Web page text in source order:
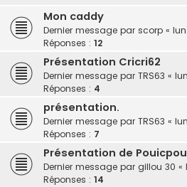
Mon caddy
Dernier message par scorp «
Réponses : 12
Présentation Cricri62
Dernier message par TRS63 «
Réponses : 4
présentation.
Dernier message par TRS63 «
Réponses : 7
Présentation de
Dernier message par gillou 30 «
Réponses : 14